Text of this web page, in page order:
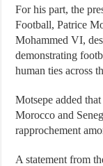
For his part, the
Football, Patrice
Mohammed VI,
demonstrating
human ties across
Motsepe added
Morocco and
rapprochement
A statement from